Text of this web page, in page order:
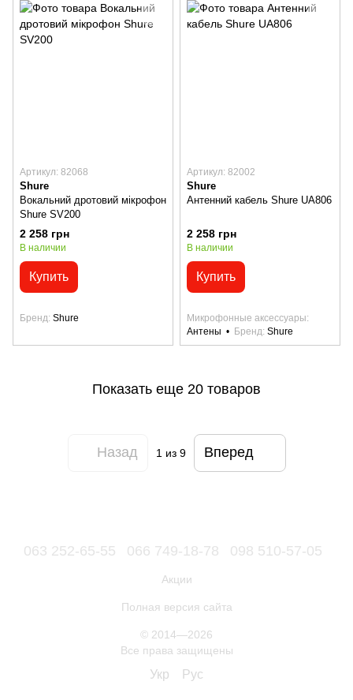
Артикул: 82068
Shure
Вокальний дротовий мікрофон
Shure SV200
2 258 грн
В наличии
Купить
Бренд Shure
Артикул: 82002
Shure
Антенний кабель Shure UA806
2 258 грн
В наличии
Купить
Микрофонные аксессуары
Антены
Бренд Shure
Показать еще 20 товаров
Назад 1 из 9 Вперед
063 252-65-55 066 749-18-78 098 510-57-05
Акции
Полная версия сайта
© 2014—2026
Все права защищены
Укр Рус